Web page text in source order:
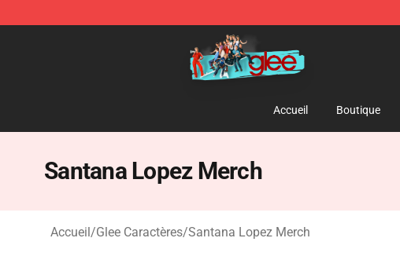
Glee Store - Official Glee Merchandise Shop
Accueil Boutique
Santana Lopez Merch
Accueil/Glee Caractères/Santana Lopez Merch